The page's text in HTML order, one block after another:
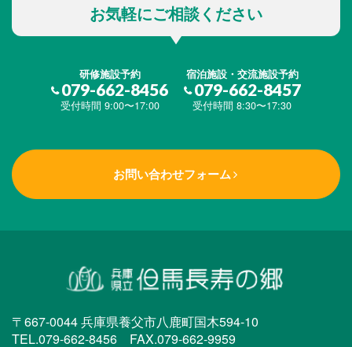
お気軽にご相談ください
研修施設予約
079-662-8456
受付時間 9:00〜17:00
宿泊施設・交流施設予約
079-662-8457
受付時間 8:30〜17:30
お問い合わせフォーム
〒667-0044 兵庫県養父市八鹿町国木594-10
TEL.079-662-8456 FAX.079-662-9959